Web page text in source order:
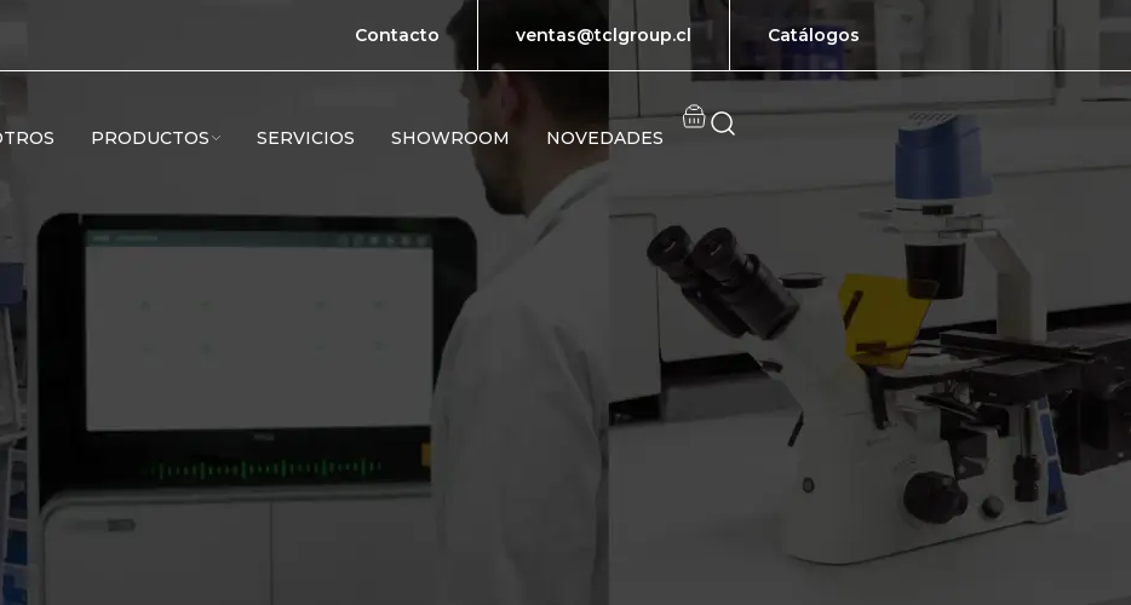
Contacto ventas@tclgroup.cl Catálogos
PRODUCTOS SERVICIOS SHOWROOM NOVEDADES